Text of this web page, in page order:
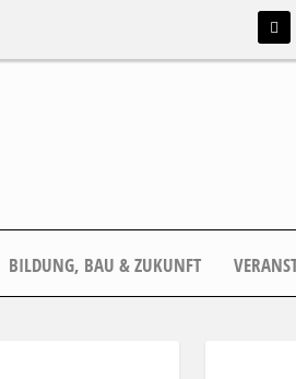
BILDUNG, BAU & ZUKUNFT